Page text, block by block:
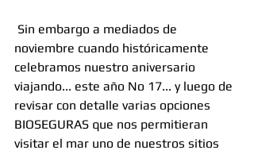
noviembre cuando históricamente
celebramos nuestro aniversario
viajando... este año No 17... y luego de
revisar con detalle varias opciones
BIOSEGURAS que nos permitieran
visitar el mar uno de nuestros sitios